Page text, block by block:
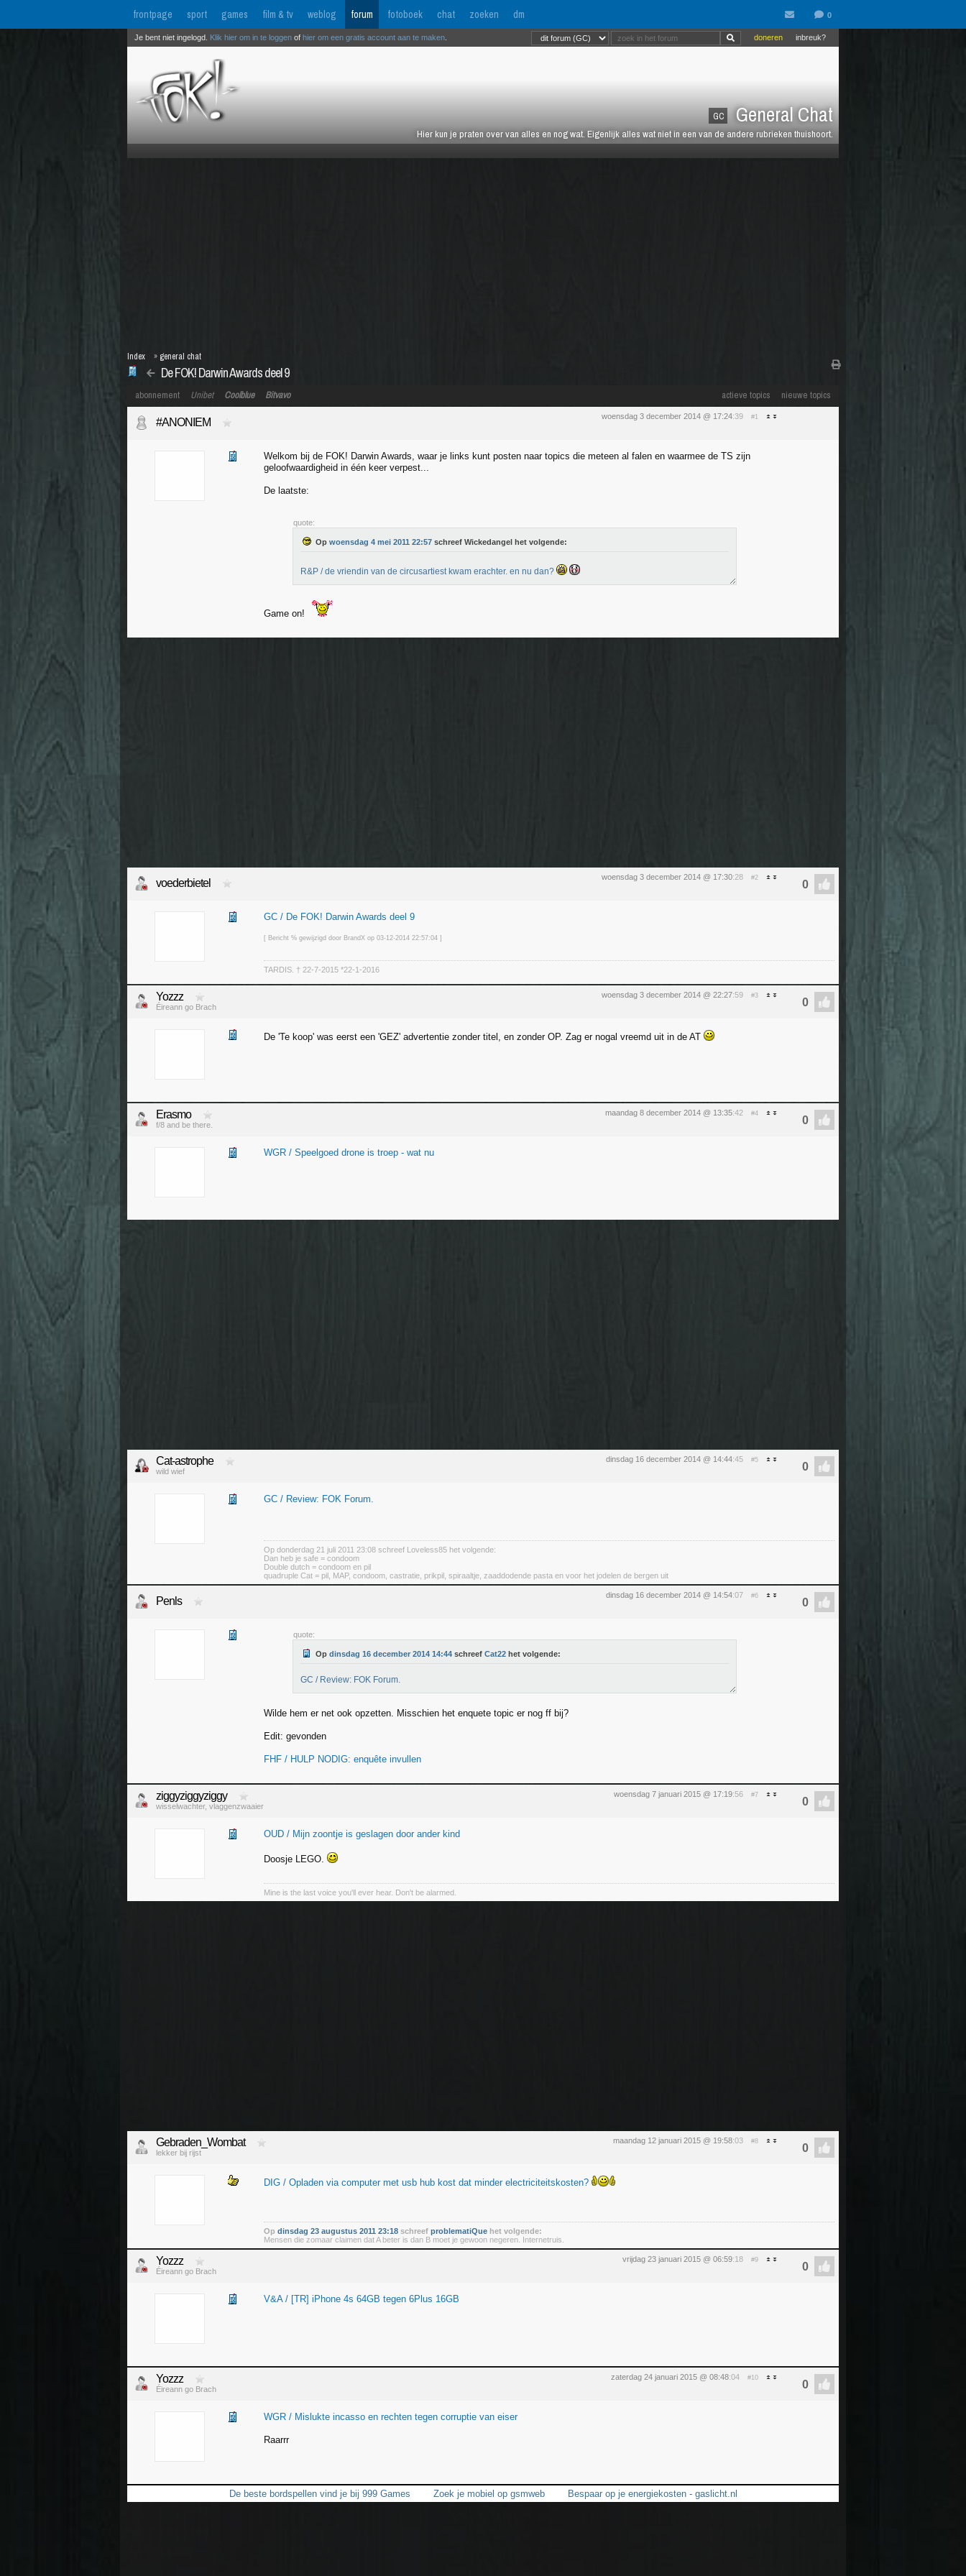
frontpage sport games film & tv weblog forum fotoboek chat zoeken dm
GC General Chat
Hier kun je praten over van alles en nog wat. Eigenlijk alles wat niet in een van de andere rubrieken thuishoort.
inbreuk?
doneren
Je bent niet ingelogd. Klik hier om in te loggen of hier om een gratis account aan te maken
De FOK! Darwin Awards deel 9
Index » general chat
actieve topics nieuwe topics
abonnement Unibet Coolblue Bitvavo
woensdag 3 december 2014 @ 17:24:39 #1
#ANONIEM
Welkom bij de FOK! Darwin Awards, waar je links kunt posten naar topics die meteen al falen en waarmee de TS zijn
geloofwaardigheid in één keer verpest...
De laatste:
quote:
Op woensdag 4 mei 2011 22:57 schreef Wickedangel het volgende:
R&P / de vriendin van de circusartiest kwam erachter. en nu dan?
Game on!
woensdag 3 december 2014 @ 17:30:28 #2
voederbietel
GC / De FOK! Darwin Awards deel 9
[ Bericht % gewijzigd door BrandX op 03-12-2014 22:57:04 ]
TARDIS. † 22-7-2015 *22-1-2016
woensdag 3 december 2014 @ 22:27:59 #3
Yozzz
Éireann go Brach
De 'Te koop' was eerst een 'GEZ' advertentie zonder titel, en zonder OP. Zag er nogal vreemd uit in de AT
maandag 8 december 2014 @ 13:35:42 #4
Erasmo
f/8 and be there.
WGR / Speelgoed drone is troep - wat nu
dinsdag 16 december 2014 @ 14:44:45 #5
Cat-astrophe
wild wief
GC / Review: FOK Forum.
Op donderdag 21 juli 2011 23:08 schreef Loveless85 het volgende:
Dan heb je safe = condoom
Double dutch = condoom en pil
quadruple Cat = pil, MAP, condoom, castratie, prikpil, spiraaltje, zaaddodende pasta en voor het jodelen de bergen uit
dinsdag 16 december 2014 @ 14:54:07 #6
Penls
quote:
Op dinsdag 16 december 2014 14:44 schreef Cat22 het volgende:
GC / Review: FOK Forum.
Wilde hem er net ook opzetten. Misschien het enquete topic er nog ff bij?
Edit: gevonden
FHF / HULP NODIG: enquête invullen
woensdag 7 januari 2015 @ 17:19:56 #7
ziggyziggyziggy
wisselwachter, vlaggenzwaaier
OUD / Mijn zoontje is geslagen door ander kind
Doosje LEGO.
Mine is the last voice you'll ever hear. Don't be alarmed.
maandag 12 januari 2015 @ 19:58:03 #8
Gebraden_Wombat
lekker bij rijst
DIG / Opladen via computer met usb hub kost dat minder electriciteitskosten?
Op dinsdag 23 augustus 2011 23:18 schreef problematiQue het volgende:
Mensen die zomaar claimen dat A beter is dan B moet je gewoon negeren. Internetruis.
vrijdag 23 januari 2015 @ 06:59:18 #9
Yozzz
Éireann go Brach
V&A / [TR] iPhone 4s 64GB tegen 6Plus 16GB
zaterdag 24 januari 2015 @ 08:48:04 #10
Yozzz
Éireann go Brach
WGR / Mislukte incasso en rechten tegen corruptie van eiser
Raarrr
De beste bordspellen vind je bij 999 Games Zoek je mobiel op gsmweb Bespaar op je energiekosten - gaslicht.nl